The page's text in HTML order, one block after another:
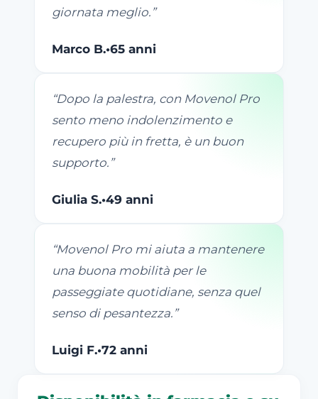
giornata meglio. ”
Marco B.•65 anni
“Dopo la palestra, con Movenol Pro
sento meno indolenzimento e
recupero più in fretta, è un buon
supporto. ”
Giulia S.•49 anni
“Movenol Pro mi aiuta a mantenere
una buona mobilità per le
passeggiate quotidiane, senza quel
senso di pesantezza. ”
Luigi F.•72 anni